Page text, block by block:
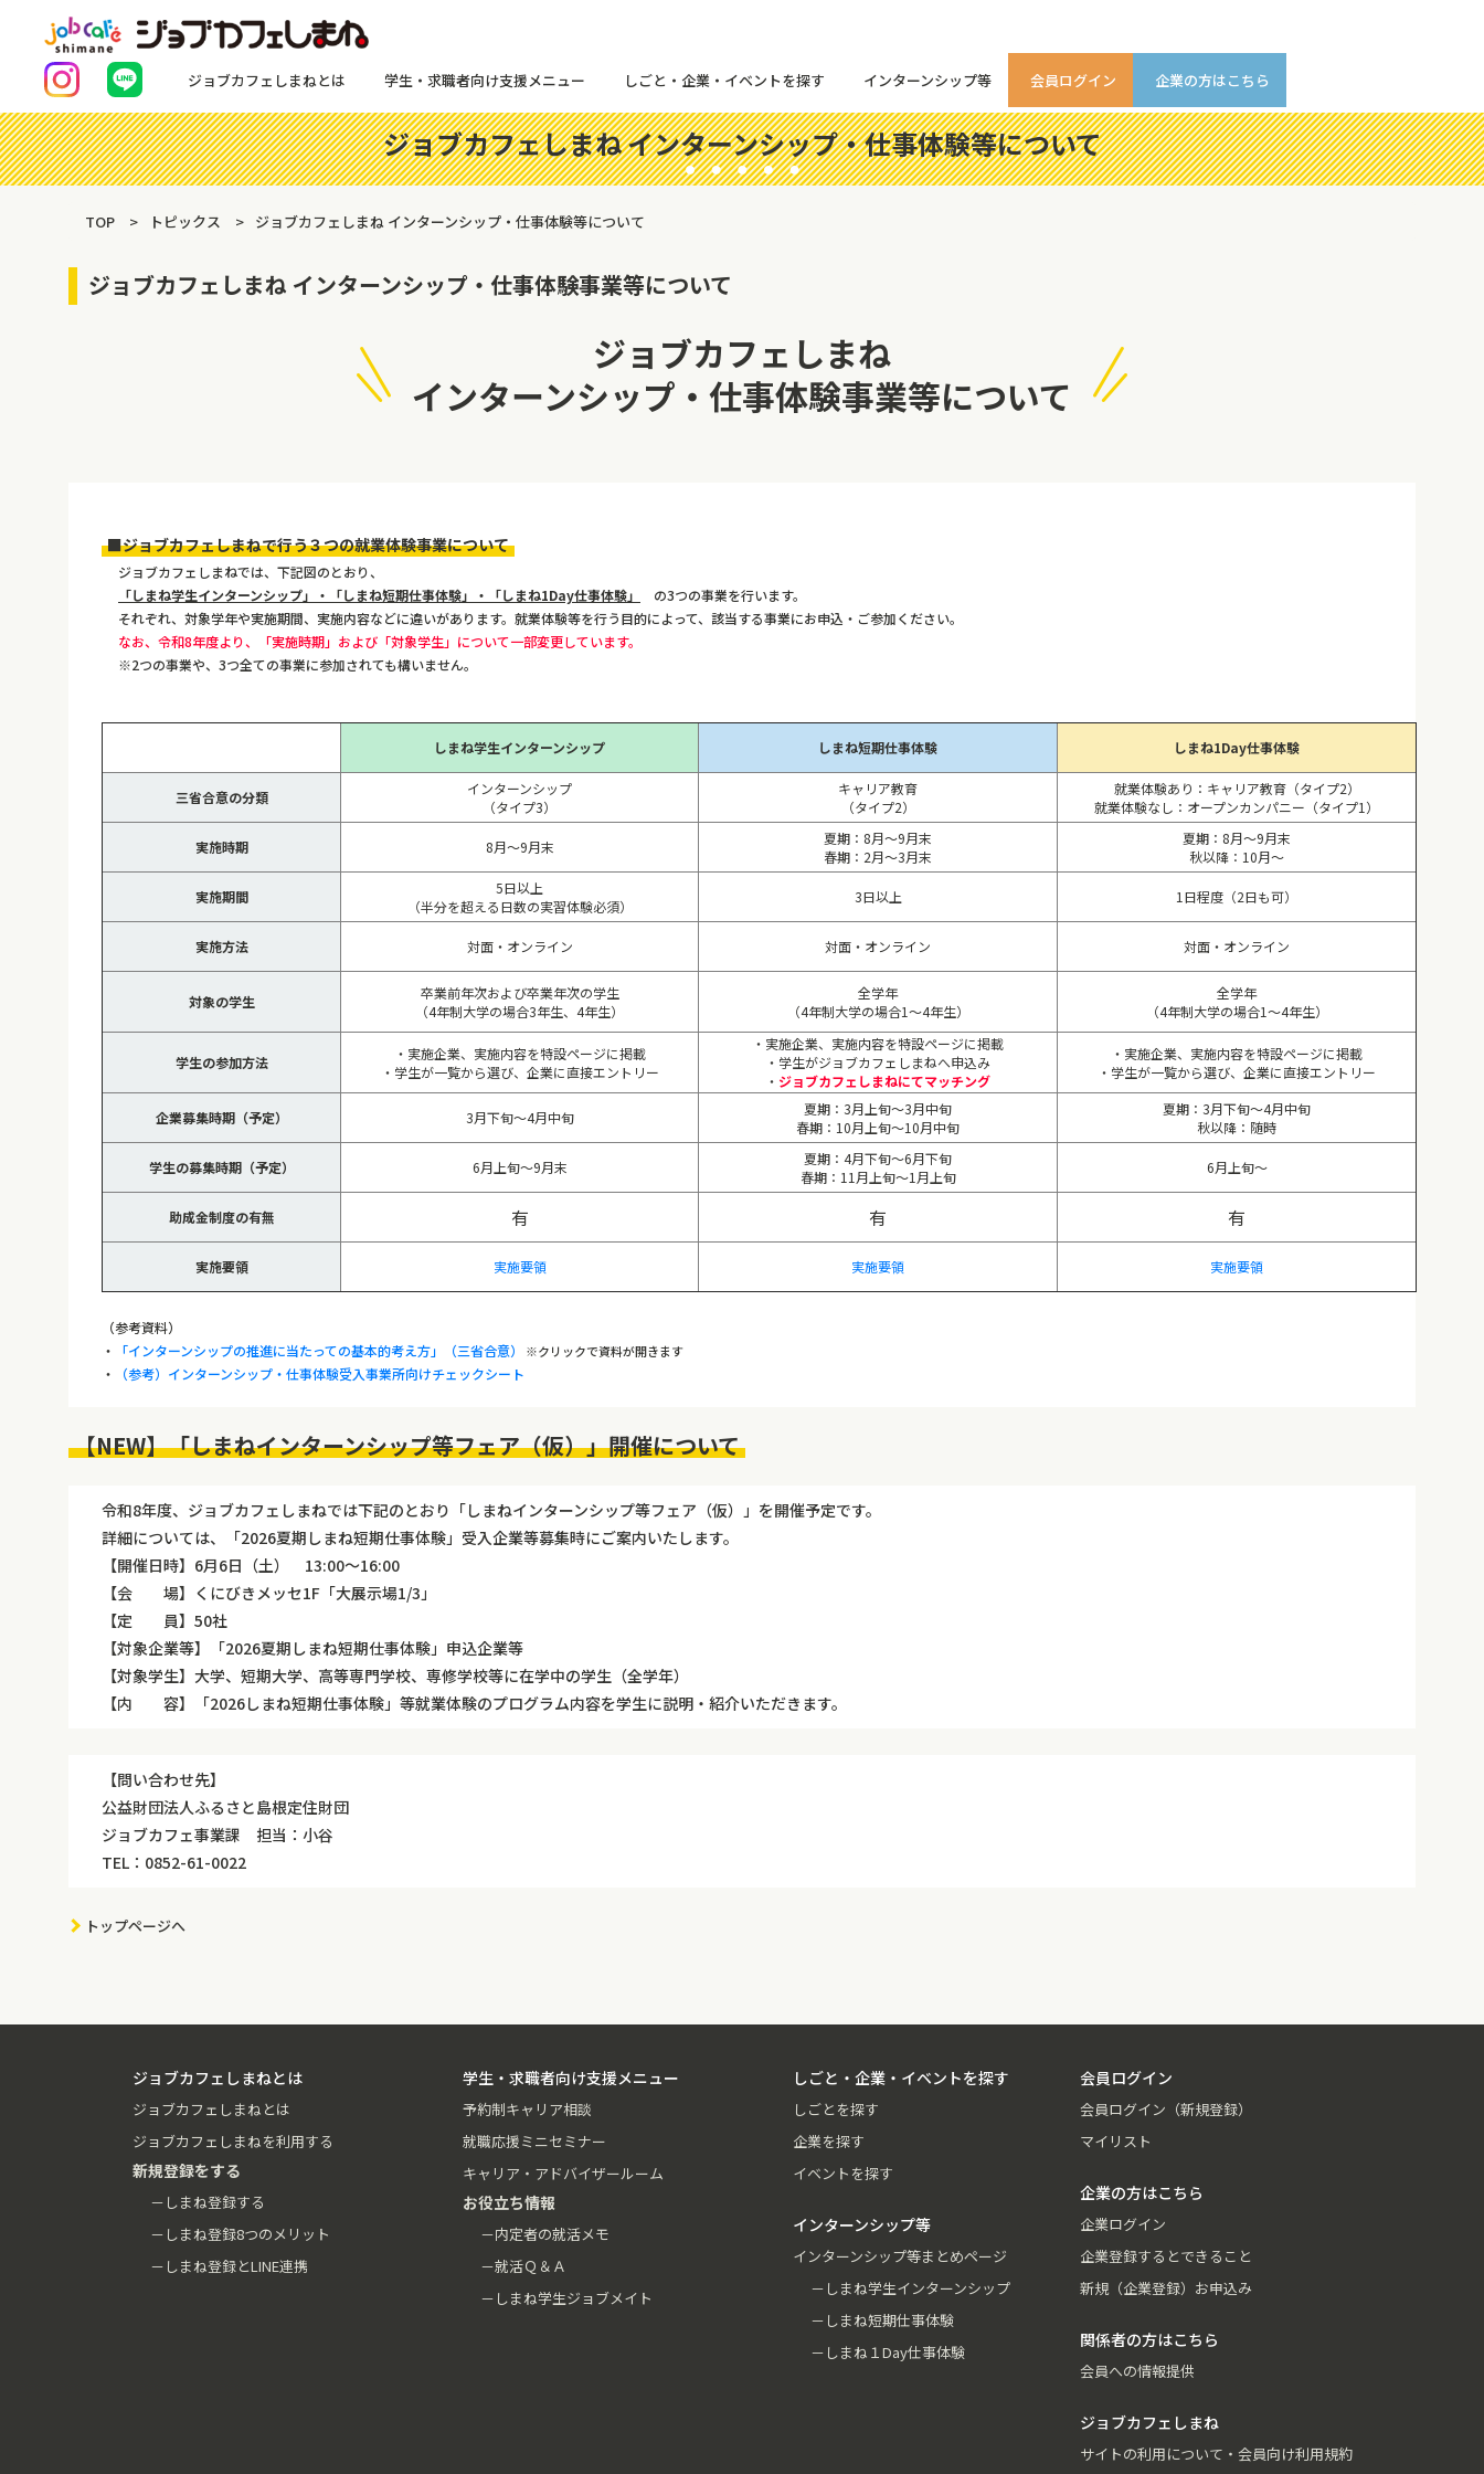
ジョブカフェしまねとは 学生・求職者向け支援メニュー しごと・企業・イベントを探す インターンシップ等 会員ログイン 企業の方はこちら
ジョブカフェしまね インターンシップ・仕事体験等について
TOP トピックス ジョブカフェしまね インターンシップ・仕事体験等について
ジョブカフェしまね インターンシップ・仕事体験事業等について
ジョブカフェしまね
インターンシップ・仕事体験事業等について
■ジョブカフェしまねで行う３つの就業体験事業について
ジョブカフェしまねでは、下記図のとおり、
「しまね学生インターンシップ」・「しまね短期仕事体験」・「しまね1Day仕事体験」
の3つの事業を行います。
それぞれ、対象学年や実施期間、実施内容などに違いがあります。就業体験等を行う目的によって、該当する事業にお申込・ご参加ください。
なお、令和8年度より、「実施時期」および「対象学生」について一部変更しています。
※2つの事業や、3つ全ての事業に参加されても構いません。
しまね学生インターンシップ しまね短期仕事体験 しまね1Day仕事体験
三省合意の分類
インターンシップ
（タイプ3）
キャリア教育
（タイプ2）
就業体験あり：キャリア教育（タイプ2）
就業体験なし：オープンカンパニー（タイプ1）
実施時期 8月～9月末
夏期：8月～9月末
春期：2月～3月末
夏期：8月～9月末
秋以降：10月～
実施期間
5日以上
（半分を超える日数の実習体験必須）
3日以上 1日程度（2日も可）
実施方法 対面・オンライン 対面・オンライン 対面・オンライン
対象の学生
卒業前年次および卒業年次の学生
（4年制大学の場合3年生、4年生）
全学年
（4年制大学の場合1～4年生）
全学年
（4年制大学の場合1～4年生）
学生の参加方法
・実施企業、実施内容を特設ページに掲載
・学生が一覧から選び、企業に直接エントリー
・実施企業、実施内容を特設ページに掲載
・学生がジョブカフェしまねへ申込み
・ ジョブカフェしまねにてマッチング
・実施企業、実施内容を特設ページに掲載
・学生が一覧から選び、企業に直接エントリー
企業募集時期（予定） 3月下旬～4月中旬
夏期：3月上旬～3月中旬
春期：10月上旬～10月中旬
夏期：3月下旬～4月中旬
秋以降：随時
学生の募集時期（予定） 6月上旬～9月末
夏期：4月下旬～6月下旬
春期：11月上旬～1月上旬
6月上旬～
助成金制度の有無 有 有 有
実施要領 実施要領 実施要領 実施要領
（参考資料）
・
「インターンシップの推進に当たっての基本的考え方」（三省合意） ※クリックで資料が開きます
・ （参考）インターンシップ・仕事体験受入事業所向けチェックシート
【NEW】「しまねインターンシップ等フェア（仮）」開催について
令和8年度、ジョブカフェしまねでは下記のとおり「しまねインターンシップ等フェア（仮）」を開催予定です。
詳細については、「2026夏期しまね短期仕事体験」受入企業等募集時にご案内いたします。
【開催日時】6月6日（土） 13:00～16:00
【会 場】くにびきメッセ1F「大展示場1/3」
【定 員】50社
【対象企業等】「2026夏期しまね短期仕事体験」申込企業等
【対象学生】大学、短期大学、高等専門学校、専修学校等に在学中の学生（全学年）
【内 容】「2026しまね短期仕事体験」等就業体験のプログラム内容を学生に説明・紹介いただきます。
【問い合わせ先】
公益財団法人ふるさと島根定住財団
ジョブカフェ事業課 担当：小谷
TEL：0852-61-0022
トップページへ
ジョブカフェしまねとは
ジョブカフェしまねとは
ジョブカフェしまねを利用する
新規登録をする
－しまね登録する
－しまね登録8つのメリット
－しまね登録とLINE連携
学生・求職者向け支援メニュー
予約制キャリア相談
就職応援ミニセミナー
キャリア・アドバイザールーム
お役立ち情報
－内定者の就活メモ
－就活Ｑ＆Ａ
－しまね学生ジョブメイト
しごと・企業・イベントを探す
しごとを探す
企業を探す
イベントを探す
インターンシップ等
インターンシップ等まとめページ
－しまね学生インターンシップ
－しまね短期仕事体験
－しまね１Day仕事体験
会員ログイン
会員ログイン（新規登録）
マイリスト
企業の方はこちら
企業ログイン
企業登録するとできること
新規（企業登録）お申込み
関係者の方はこちら
会員への情報提供
ジョブカフェしまね
サイトの利用について・会員向け利用規約